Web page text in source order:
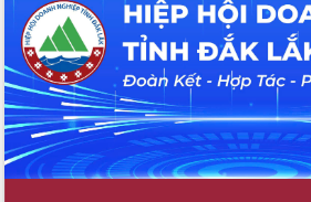
Tháo gỡ những vướng mắc, đẩy mạnh
công tác cải cách thủ tục hành chính
tại Trung tâm Phục vụ hành chính
công tỉnh
Đắk Lắk: Tôn vinh 46 giải pháp tại Hội
thi Sáng tạo Kỹ thuật 2024 - 2025
Đắk Lắk rà soát, điều chỉnh Đề án 190